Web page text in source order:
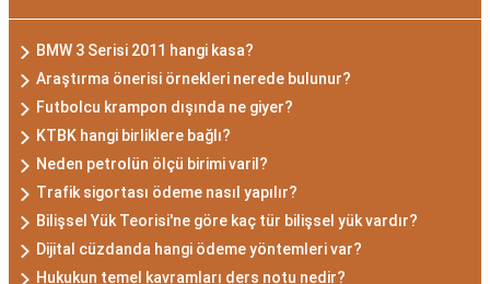
BMW 3 Serisi 2011 hangi kasa?
Araştırma önerisi örnekleri nerede bulunur?
Futbolcu krampon dışında ne giyer?
KTBK hangi birliklere bağlı?
Neden petrolün ölçü birimi varil?
Trafik sigortası ödeme nasıl yapılır?
Bilişsel Yük Teorisi'ne göre kaç tür bilişsel yük vardır?
Dijital cüzdanda hangi ödeme yöntemleri var?
Hukukun temel kavramları ders notu nedir?